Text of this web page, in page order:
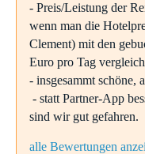
- Preis/Leistung der
wenn man die
Clement) mit den
Euro pro Tag
- insgesammt schöne,
- statt Partner-App
sind wir gut gefahren.
alle Bewertungen